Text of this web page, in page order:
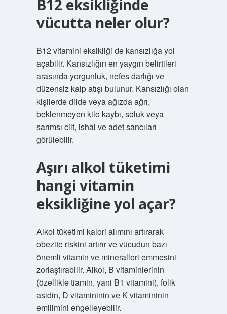
B12 eksikliğinde
vücutta neler olur?
B12 vitamini eksikliği de kansızlığa yol
açabilir. Kansızlığın en yaygın belirtileri
arasında yorgunluk, nefes darlığı ve
düzensiz kalp atışı bulunur. Kansızlığı olan
kişilerde dilde veya ağızda ağrı,
beklenmeyen kilo kaybı, soluk veya
sarımsı cilt, ishal ve adet sancıları
görülebilir.
Aşırı alkol tüketimi
hangi vitamin
eksikliğine yol açar?
Alkol tüketimi kalori alımını artırarak
obezite riskini artırır ve vücudun bazı
önemli vitamin ve mineralleri emmesini
zorlaştırabilir. Alkol, B vitaminlerinin
(özellikle tiamin, yani B1 vitamini), folik
asidin, D vitamininin ve K vitamininin
emilimini engelleyebilir.